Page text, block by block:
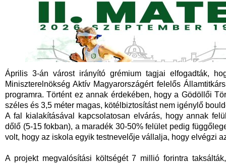
Április 3-án várost irányító grémium tagjai elfogadták,
Miniszterelnökség Aktív Magyarországért felelős
programra. Történt ez annak érdekében, hogy a Gödöllői
széles és 3,5 méter magas, kötélbiztosítást nem igénylő
A fal kialakításával kapcsolatosan elvárás, hogy annak
dőlő (5-15 fokban), a maradék 30-50% felület pedig
volt, hogy az iskola egyik testnevelője vállalja, hogy elvégzi
A projekt megvalósítási költségét 7 millió forintra